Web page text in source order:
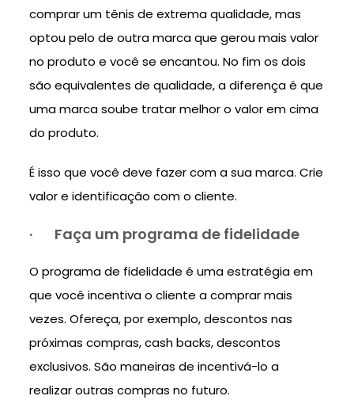
comprar um tênis de extrema qualidade, mas
optou pelo de outra marca que gerou mais valor
no produto e você se encantou. No fim os dois
são equivalentes de qualidade, a diferença é que
uma marca soube tratar melhor o valor em cima
do produto.
É isso que você deve fazer com a sua marca. Crie
valor e identificação com o cliente.
· Faça um programa de fidelidade
O programa de fidelidade é uma estratégia em
que você incentiva o cliente a comprar mais
vezes. Ofereça, por exemplo, descontos nas
próximas compras, cash backs, descontos
exclusivos. São maneiras de incentivá-lo a
realizar outras compras no futuro.